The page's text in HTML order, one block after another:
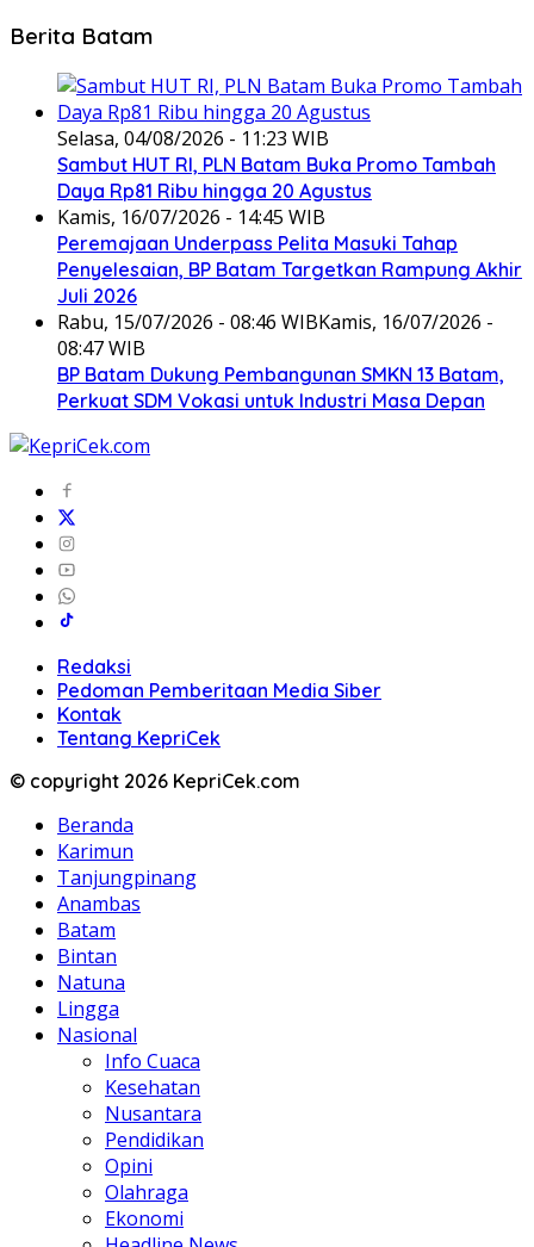
Berita Batam
Selasa, 04/08/2026 - 11:23 WIB
Sambut HUT RI, PLN Batam Buka Promo Tambah
Daya Rp81 Ribu hingga 20 Agustus
Kamis, 16/07/2026 - 14:45 WIB
Peremajaan Underpass Pelita Masuki Tahap
Penyelesaian, BP Batam Targetkan Rampung Akhir
Juli 2026
Rabu, 15/07/2026 - 08:46 WIBKamis, 16/07/2026 -
08:47 WIB
BP Batam Dukung Pembangunan SMKN 13 Batam,
Perkuat SDM Vokasi untuk Industri Masa Depan
Redaksi
Pedoman Pemberitaan Media Siber
Kontak
Tentang KepriCek
© copyright 2026 KepriCek.com
Beranda
Karimun
Tanjungpinang
Anambas
Batam
Bintan
Natuna
Lingga
Nasional
Info Cuaca
Kesehatan
Nusantara
Pendidikan
Opini
Olahraga
Ekonomi